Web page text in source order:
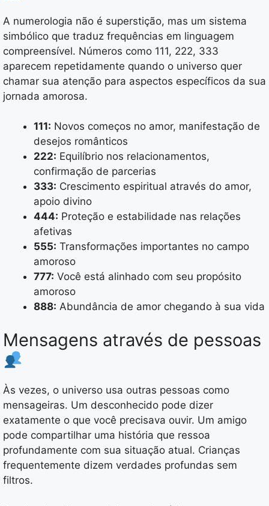
A numerologia não é superstição, mas um sistema
simbólico que traduz frequências em linguagem
compreensível. Números como 111, 222, 333
aparecem repetidamente quando o universo quer
chamar sua atenção para aspectos específicos da sua
jornada amorosa.
111: Novos começos no amor, manifestação de
desejos românticos
222: Equilíbrio nos relacionamentos,
confirmação de parcerias
333: Crescimento espiritual através do amor,
apoio divino
444: Proteção e estabilidade nas relações
afetivas
555: Transformações importantes no campo
amoroso
777: Você está alinhado com seu propósito
amoroso
888: Abundância de amor chegando à sua vida
Mensagens através de pessoas
Às vezes, o universo usa outras pessoas como
mensageiras. Um desconhecido pode dizer
exatamente o que você precisava ouvir. Um amigo
pode compartilhar uma história que ressoa
profundamente com sua situação atual. Crianças
frequentemente dizem verdades profundas sem
filtros.